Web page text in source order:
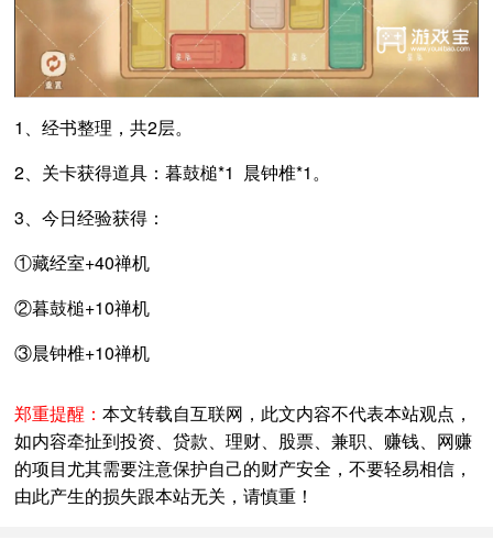
1、经书整理，共2层。
2、关卡获得道具：暮鼓槌*1 晨钟椎*1。
3、今日经验获得：
①藏经室+40禅机
②暮鼓槌+10禅机
③晨钟椎+10禅机
郑重提醒： 本文转载自互联网，此文内容不代表本站观点，
如内容牵扯到投资、贷款、理财、股票、兼职、赚钱、网赚
的项目尤其需要注意保护自己的财产安全，不要轻易相信，
由此产生的损失跟本站无关，请慎重！